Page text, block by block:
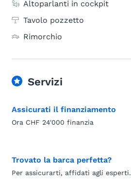
Altoparlanti in cockpit
Tavolo pozzetto
Rimorchio
Servizi
Assicurati il finanziamento
Ora CHF 24'000 finanzia
Trovato la barca perfetta?
Per assicurarti, affidati agli esperti.